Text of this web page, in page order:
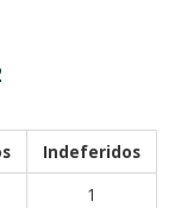
Indeferidos
1